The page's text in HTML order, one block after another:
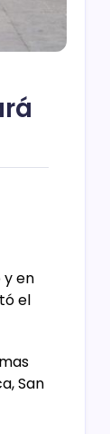
y en
el
San